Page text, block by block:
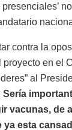
contra la
en el
al
Sería
vacunas, de
esta